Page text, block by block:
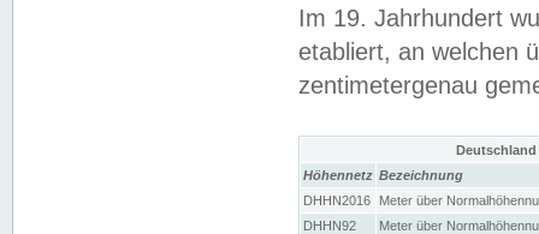
Im 19. Jahrhundert
etabliert, an welchen
zentimetergenau
Höhennetz Bezeichnung
DHHN2016
Meter über
DHHN92
Meter über